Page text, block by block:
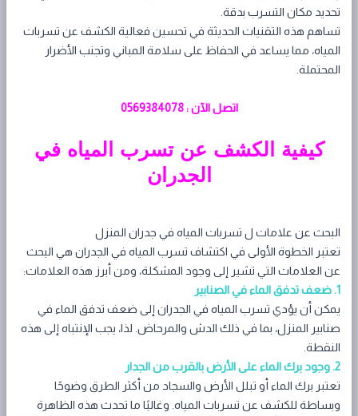
تحديد مكان التسرب بدقة.
تساهم هذه التقنيات الحديثة في تحسين فعالية الكشف عن تسربات
المياه، مما يساعد في الحفاظ على سلامة المباني وتجنب الأضرار
المحتملة.
اتصل الآن : 0569384078
كيفية الكشف عن تسرب المياه في
الجدران
البحث عن علامات ل تسربات المياه في جدران المنزل
تعتبر الخطوة الأولى في اكتشاف تسرب المياه في الجدران هي البحث
عن العلامات التي تشير إلى وجود المشكلة، ومن أبرز هذه العلامات:
1. ضعف تدفق الماء في الصنابير
يمكن أن يؤدي تسرب المياه في الجدران إلى ضعف تدفق الماء في
صنابير المنزل، بما في ذلك الدش والمرحاض. لذا، يجب الإنتباه إلى هذه
النقطة.
2. وجود برك الماء على الأرض بالقرب من الجدار
تعتبر برك الماء أو تبلل الأرض والسجاد من أكثر الطرق وضوحًا
وبساطة للكشف عن تسربات المياه. وغالبًا ما تحدث هذه الظاهرة